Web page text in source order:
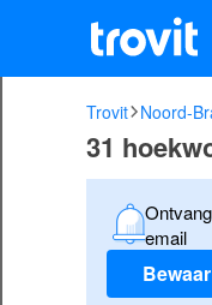
Trovit Noord-
31
email